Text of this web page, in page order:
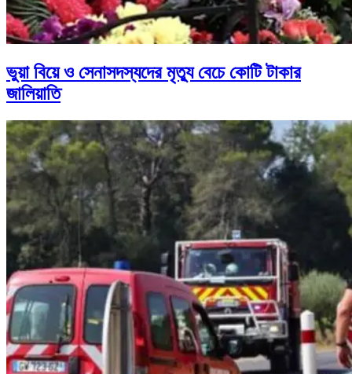
ভুয়া বিয়ে ও সেনাসদস্যদের মৃত্যু বেচে কোটি টাকার
জালিয়াতি